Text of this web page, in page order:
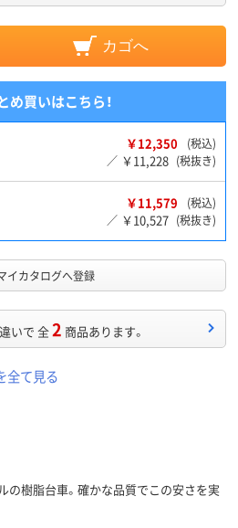
カゴへ
め買いはこちら！
￥12,350
(税込)
／ ￥11,228 (税抜き)
￥11,579
(税込)
／ ￥10,527 (税抜き)
イカタログへ登録
違いで 全2 商品あります。
全て見る
の樹脂台車。確かな品質でこの安さを実